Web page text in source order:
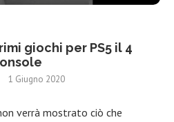
giochi per PS5 il 4
1 Giugno 2020
verrà mostrato ciò che